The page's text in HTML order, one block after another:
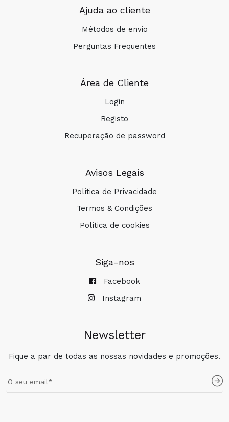
Ajuda ao cliente
Métodos de envio
Perguntas Frequentes
Área de Cliente
Login
Registo
Recuperação de password
Avisos Legais
Política de Privacidade
Termos & Condições
Política de cookies
Siga-nos
Facebook
Instagram
Newsletter
Fique a par de todas as nossas novidades e promoções.